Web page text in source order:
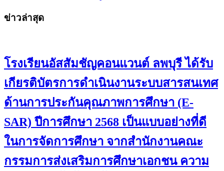
ข่าวล่าสุด
โรงเรียนอัสสัมชัญคอนแวนต์ ลพบุรี ได้รับ
เกียรติบัตรการดำเนินงานระบบสารสนเทศ
ด้านการประกันคุณภาพการศึกษา (E-
SAR) ปีการศึกษา 2568 เป็นแบบอย่างที่ดี
ในการจัดการศึกษา จากสำนักงานคณะ
กรรมการส่งเสริมการศึกษาเอกชน ความ